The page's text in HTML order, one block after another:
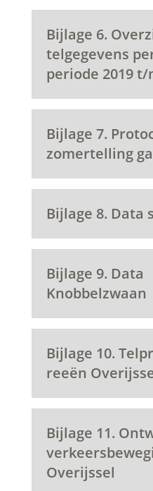
Bijlage 6.
telgegevens
periode 2019 t/
Bijlage 7.
zomertelling
Bijlage 8. Data
Bijlage 9. Data
Knobbelzwaan
Bijlage 10.
reeën
Bijlage 11.
Overijssel